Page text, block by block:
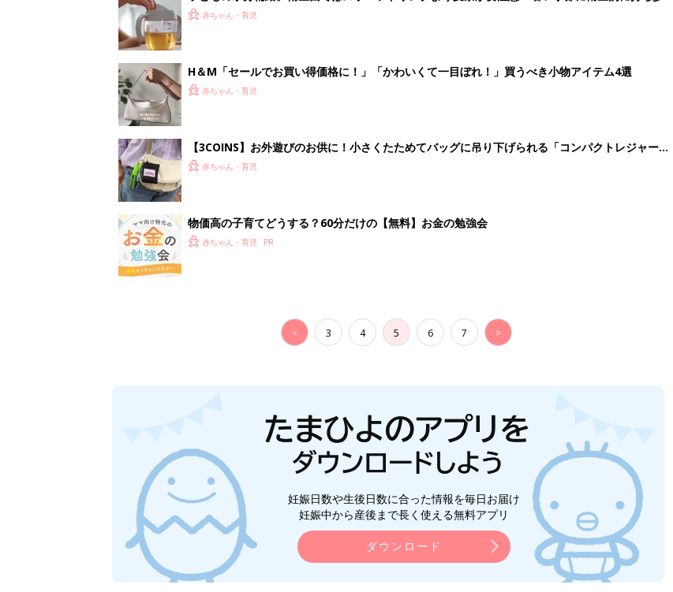
く3つのコツとは？【専門家監修】
赤ちゃん・育児
H＆М「セールでお買い得価格に！」「かわいくて一目ぼれ！」買うべき小物アイテム4選
赤ちゃん・育児
【3COINS】お外遊びのお供に！小さくたためてバッグに吊り下げられる「コンパクトレジャーシ
ート」
赤ちゃん・育児
物価高の子育てどうする？60分だけの【無料】お金の勉強会
赤ちゃん・育児
< 3 4 5 6 7 >
妊娠日数や生後日数に合った情報を毎日お届け
妊娠中から産後まで長く使える無料アプリ
ダウンロード